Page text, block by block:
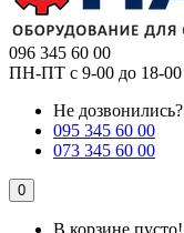
096 345 60 00
ПН-ПТ с 9-00 до 18-00
Не дозвонились?
095 345 60 00
073 345 60 00
0
В корзине пусто!